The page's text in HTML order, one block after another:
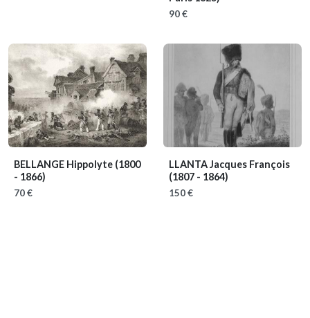
90 €
BELLANGE Hippolyte (1800
- 1866)
70 €
LLANTA Jacques François
(1807 - 1864)
150 €